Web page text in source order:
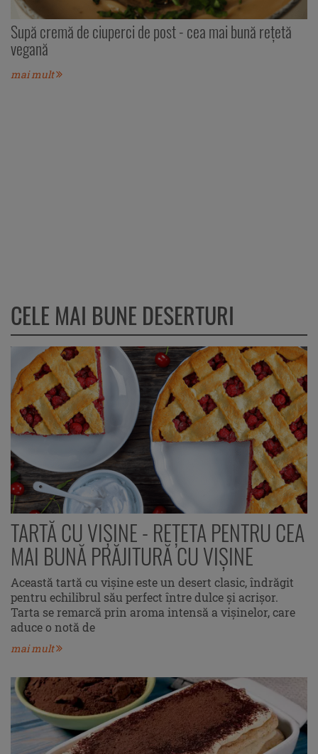
Supă cremă de ciuperci de post - cea mai bună rețetă
vegană
mai mult
CELE MAI BUNE DESERTURI
TARTĂ CU VIŞINE - REȚETA PENTRU CEA
MAI BUNĂ PRĂJITURĂ CU VIȘINE
Această tartă cu vişine este un desert clasic, îndrăgit
pentru echilibrul său perfect între dulce și acrișor.
Tarta se remarcă prin aroma intensă a vișinelor, care
aduce o notă de
mai mult